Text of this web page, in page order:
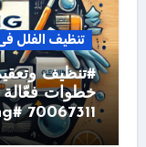
تنظيف الفلل
#تنظيف
خطوات فعّالة
70067311 #cleaning #شركه #toilet